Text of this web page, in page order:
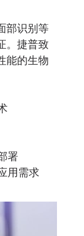
部识别等
。捷普致
能的生物
署
用需求